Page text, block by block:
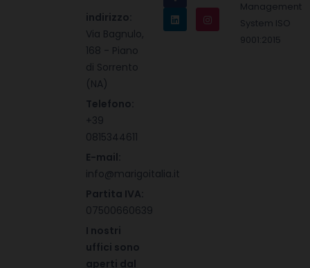
indirizzo:
Via Bagnulo,
168 - Piano
di Sorrento
(NA)
Telefono:
+39
0815344611
E-mail:
info@marigoitalia.it
Partita IVA:
07500660639
I nostri
uffici sono
aperti dal